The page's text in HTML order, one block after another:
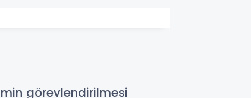
görevlendirilmesi